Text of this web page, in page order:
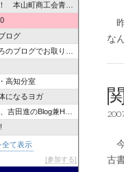
昨
な
今
古
本山町商工会青年部
ログ
ログでお取り寄せ
高知分室
になるヨガ
のBlog兼HPへようこそ！
全て表示
参加する